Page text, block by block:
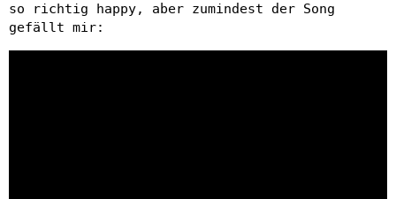
so richtig happy, aber zumindest der Song
gefällt mir: